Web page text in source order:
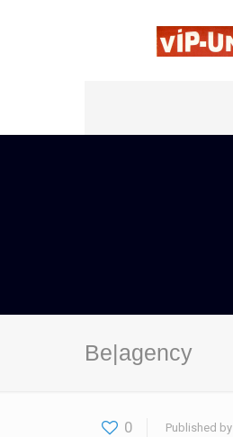
Be|agency
0 Published by